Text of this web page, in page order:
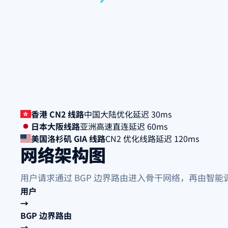
香港 CN2 线路中国大陆优化延迟 30ms
日本大阪线路亚洲高速直连延迟 60ms
美国洛杉矶 GIA 线路CN2 优化线路延迟 120ms
网络架构图
用户请求通过 BGP 边界路由进入骨干网络，再由智能
用户
→
BGP 边界路由